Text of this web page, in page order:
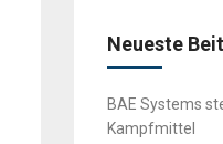
Neueste
BAE Systems
Kampfmittel